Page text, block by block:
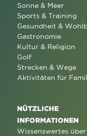
Sonne & Meer
Sports & Training
Gesundheit &
Gastronomie
Kultur & Religion
Golf
Strecken & Wege
Aktivitäten für
NÜTZLICHE
INFORMATIONEN
Wissenswertes